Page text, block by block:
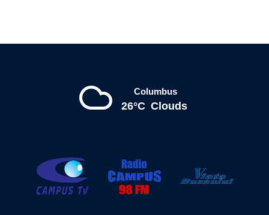
Columbus
26°C Clouds